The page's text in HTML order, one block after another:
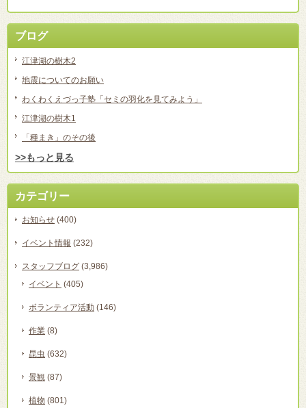
ブログ
江津湖の樹木2
地震についてのお願い
わくわくえづっ子塾「セミの羽化を見てみよう」
江津湖の樹木1
「種まき」のその後
>>もっと見る
カテゴリー
お知らせ (400)
イベント情報 (232)
スタッフブログ (3,986)
イベント (405)
ボランティア活動 (146)
作業 (8)
昆虫 (632)
景観 (87)
植物 (801)